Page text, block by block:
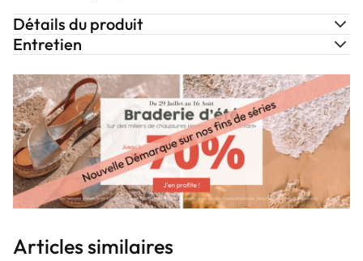
Détails du produit
Entretien
Articles similaires